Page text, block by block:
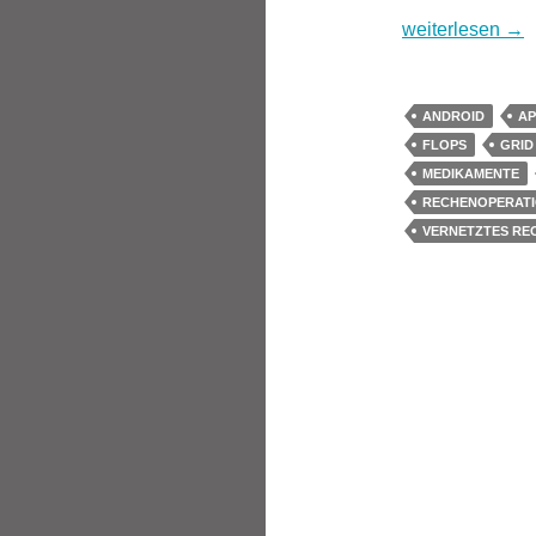
Crowd
weiterlesen →
ANDROID
FLOPS
GRID
MEDIKAMENTE
VERNETZTES